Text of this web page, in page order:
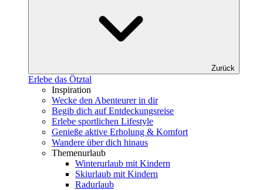
Zurück
Erlebe das Ötztal
Inspiration
Wecke den Abenteurer in dir
Begib dich auf Entdeckungsreise
Erlebe sportlichen Lifestyle
Genieße aktive Erholung & Komfort
Wandere über dich hinaus
Themenurlaub
Winterurlaub mit Kindern
Skiurlaub mit Kindern
Radurlaub